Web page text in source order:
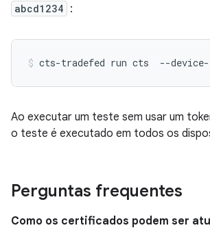
abcd1234 :
Ao executar um teste sem usar um
o teste é executado em todos os
Perguntas frequentes
Como os certificados podem ser